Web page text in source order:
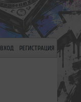
ВХОД РЕГИСТРАЦИЯ